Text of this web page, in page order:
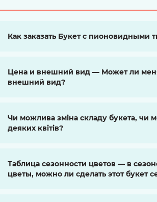
Как заказать Букет с пионовидными
Цена и внешний вид — Может ли
внешний вид?
Чи можлива зміна складу букета, чи
деяких квітів?
Таблица сезонности цветов — в
цветы, можно ли сделать этот букет